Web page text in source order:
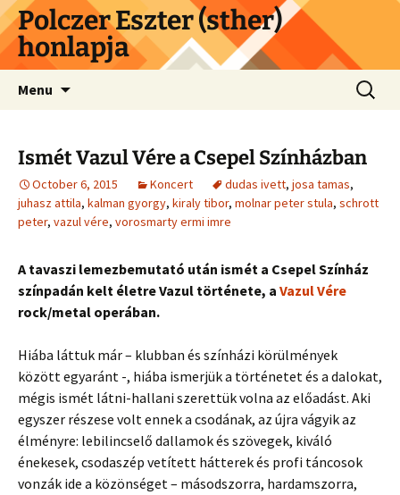
Skip
to
content
Polczer Eszter (sther)
honlapja
Menu
Search
for:
Ismét Vazul Vére a Csepel Színházban
October 6, 2015 Koncert dudas ivett, josa tamas,
juhasz attila, kalman gyorgy, kiraly tibor, molnar peter stula, schrott
peter, vazul vére, vorosmarty ermi imre
A tavaszi lemezbemutató után ismét a Csepel Színház
színpadán kelt életre Vazul története, a Vazul Vére
rock/metal operában.
Hiába láttuk már – klubban és színházi körülmények
között egyaránt -, hiába ismerjük a történetet és a dalokat,
mégis ismét látni-hallani szerettük volna az előadást. Aki
egyszer részese volt ennek a csodának, az újra vágyik az
élményre: lebilincselő dallamok és szövegek, kiváló
énekesek, csodaszép vetített hátterek és profi táncosok
vonzák ide a közönséget – másodszorra, hardamszorra,